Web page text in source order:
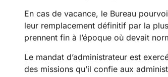
En cas de vacance, le Bureau
leur remplacement définitif par la
prennent fin à l’époque où devait
Le mandat d’administrateur est
des missions qu’il confie aux